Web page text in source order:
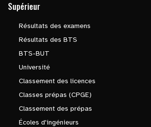
Supérieur
Résultats des examens
Résultats des BTS
BTS-BUT
Université
Classement des licences
Classes prépas (CPGE)
Classement des prépas
Écoles d'ingénieurs